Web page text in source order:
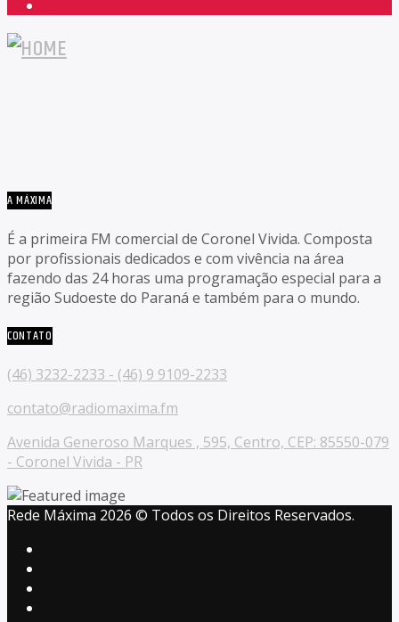
A MÁXIMA
É a primeira FM comercial de Coronel Vivida. Composta
por profissionais dedicados e com vivência na área
fazendo das 24 horas uma programação especial para a
região Sudoeste do Paraná e também para o mundo.
CONTATO
(46) 3232-2233 - (46) 9 9109-2233
contato@radiomaxima.fm
Avenida Generoso Marques , 595, Centro, CEP: 85550-079
- Coronel Vivida - PR
Rede Máxima 2026 © Todos os Direitos Reservados.